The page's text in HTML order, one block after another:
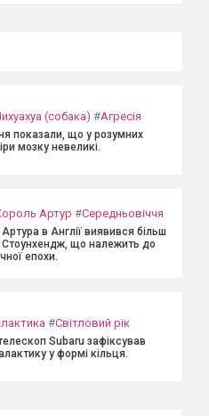
(собака) #Агресія
показали, що у розумних
мозку невеликі.
Артур #Середньовіччя
в Англії виявився більш
Стоунхендж, що належить до
епохи.
#Світловий рік
Subaru зафіксував
у формі кільця.